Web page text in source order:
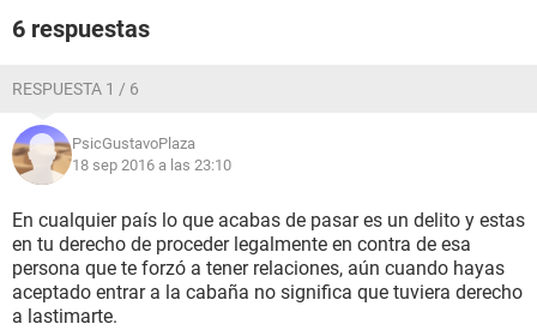
6 respuestas
RESPUESTA 1 / 6
PsicGustavoPlaza
18 sep 2016 a las 23:10
En cualquier país lo que acabas de pasar es un delito y estas
en tu derecho de proceder legalmente en contra de esa
persona que te forzó a tener relaciones, aún cuando hayas
aceptado entrar a la cabaña no significa que tuviera derecho
a lastimarte.